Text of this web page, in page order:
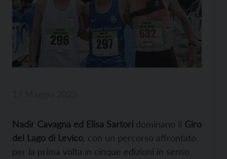
Nadir Cavagna ed Elisa Sartori dominano il Giro
del Lago di Levico , con un percorso affrontato
per la prima volta in cinque edizioni in senso